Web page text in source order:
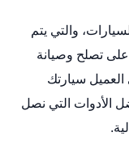
والتي يتم
تصلح وصيانة
سيارتك
الأدوات التي نصل